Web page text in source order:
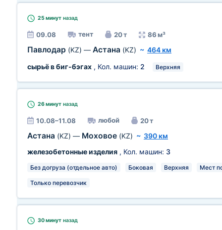
25 минут назад
09.08 тент 20 т 86 м³
Павлодар (KZ) — Астана (KZ) ~ 464 км
сырьё в биг-бэгах , Кол. машин: 2 Верхняя
26 минут назад
10.08–11.08 любой 20 т
Астана (KZ) — Моховое (KZ) ~ 390 км
железобетонные изделия , Кол. машин: 3
Без догруза (отдельное авто) Боковая Верхняя Мест
Только перевозчик
30 минут назад